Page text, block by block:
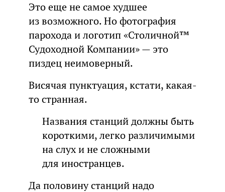
Это еще не самое худшее
из возможного. Но фотография
парохода и логотип «Столичной™
Судоходной Компании» — это
пиздец неимоверный.
Висячая пунктуация, кстати, какая-
то странная.
Названия станций должны быть
короткими, легко различимыми
на слух и не сложными
для иностранцев.
Да половину станций надо